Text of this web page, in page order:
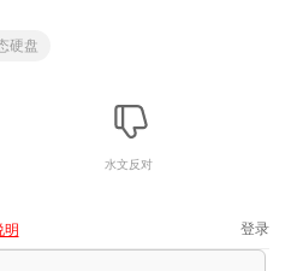
硬盘
水文反对
明 登录